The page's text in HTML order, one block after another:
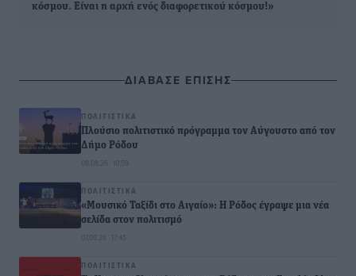
κόσμου. Είναι η αρχή ενός διαφορετικού κόσμου!»
ΔΙΑΒΑΣΕ ΕΠΙΣΗΣ
ΠΟΛΙΤΙΣΤΙΚΆ
Πλούσιο πολιτιστικό πρόγραμμα τον Αύγουστο από τον
Δήμο Ρόδου
08.08.26 · 10:59
ΠΟΛΙΤΙΣΤΙΚΆ
«Μουσικό Ταξίδι στο Αιγαίο»: Η Ρόδος έγραψε μια νέα
σελίδα στον πολιτισμό
07.08.26 · 17:45
ΠΟΛΙΤΙΣΤΙΚΆ